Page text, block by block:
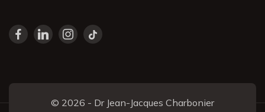
© 2026 - Dr Jean-Jacques Charbonier